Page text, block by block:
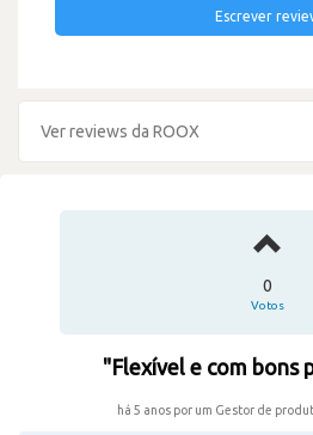
Escrever
Ver reviews da ROOX
0
Votos
"Flexível e com bons
há 5 anos por um Gestor de